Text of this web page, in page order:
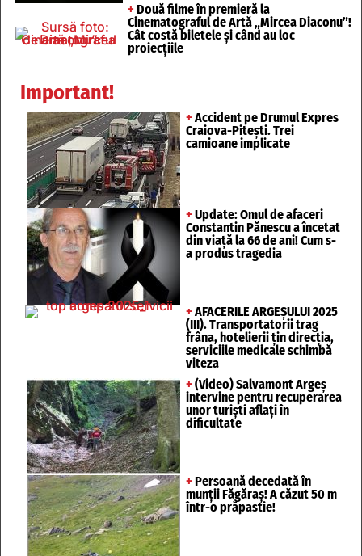
+ Două filme în premieră la
Cinematograful de Artă „Mircea Diaconu”!
Cât costă biletele și când au loc
proiecțiile
Important!
+ Accident pe Drumul Expres
Craiova-Pitești. Trei
camioane implicate
+ Update: Omul de afaceri
Constantin Pănescu a încetat
din viață la 66 de ani! Cum s-
a produs tragedia
+ AFACERILE ARGEȘULUI 2025
(III). Transportatorii trag
frâna, hotelierii țin direcția,
serviciile medicale schimbă
viteza
+ (Video) Salvamont Argeș
intervine pentru recuperarea
unor turişti aflaţi în
dificultate
+ Persoană decedată în
munții Făgăraș! A căzut 50 m
într-o prăpastie!